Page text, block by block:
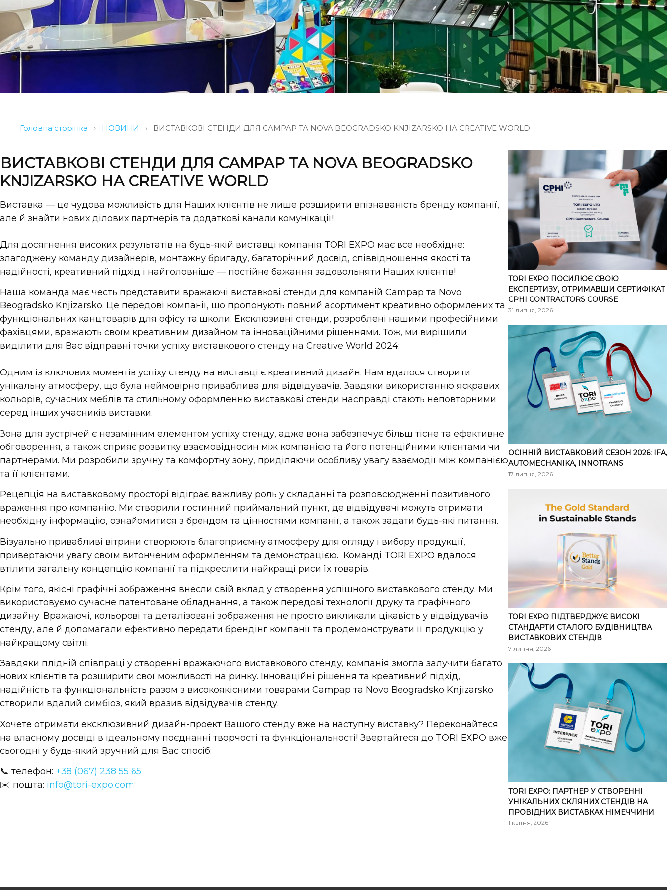
Головна сторінка › НОВИНИ › ВИСТАВКОВІ СТЕНДИ ДЛЯ CAMPAP ТА NOVA BEOGRADSKO KNJIZARSKO НА CREATIVE WORLD
ВИСТАВКОВІ СТЕНДИ ДЛЯ CAMPAP ТА NOVA BEOGRADSKO
KNJIZARSKO НА CREATIVE WORLD
Виставка — це чудова можливість для Наших клієнтів не лише розширити впізнаваність бренду компанії,
але й знайти нових ділових партнерів та додаткові канали комунікації!
Для досягнення високих результатів на будь-якій виставці компанія TORI EXPO має все необхідне:
злагоджену команду дизайнерів, монтажну бригаду, багаторічний досвід, співвідношення якості та
надійності, креативний підхід і найголовніше — постійне бажання задовольняти Наших клієнтів!
Наша команда має честь представити вражаючі виставкові стенди для компаній Campap та Novo
Beogradsko Knjizarsko. Це передові компанії, що пропонують повний асортимент креативно оформлених та
функціональних канцтоварів для офісу та школи. Ексклюзивні стенди, розроблені нашими професійними
фахівцями, вражають своїм креативним дизайном та інноваційними рішеннями. Тож, ми вирішили
виділити для Вас відправні точки успіху виставкового стенду на Creative World 2024:
Одним із ключових моментів успіху стенду на виставці є креативний дизайн. Нам вдалося створити
унікальну атмосферу, що була неймовірно приваблива для відвідувачів. Завдяки використанню яскравих
кольорів, сучасних меблів та стильному оформленню виставкові стенди насправді стають неповторними
серед інших учасників виставки.
Зона для зустрічей є незамінним елементом успіху стенду, адже вона забезпечує більш тісне та ефективне
обговорення, а також сприяє розвитку взаємовідносин між компанією та його потенційними клієнтами чи
партнерами. Ми розробили зручну та комфортну зону, приділяючи особливу увагу взаємодії між компанією
та її клієнтами.
Рецепція на виставковому просторі відіграє важливу роль у складанні та розповсюдженні позитивного
враження про компанію. Ми створили гостинний приймальний пункт, де відвідувачі можуть отримати
необхідну інформацію, ознайомитися з брендом та цінностями компанії, а також задати будь-які питання.
Візуально привабливі вітрини створюють благоприємну атмосферу для огляду і вибору продукції,
привертаючи увагу своїм витонченим оформленням та демонстрацією. Команді TORI EXPO вдалося
втілити загальну концепцію компанії та підкреслити найкращі риси їх товарів.
Крім того, якісні графічні зображення внесли свій вклад у створення успішного виставкового стенду. Ми
використовуємо сучасне патентоване обладнання, а також передові технології друку та графічного
дизайну. Вражаючі, кольорові та деталізовані зображення не просто викликали цікавість у відвідувачів
стенду, але й допомагали ефективно передати брендінг компанії та продемонструвати її продукцію у
найкращому світлі.
Завдяки плідній співпраці у створенні вражаючого виставкового стенду, компанія змогла залучити багато
нових клієнтів та розширити свої можливості на ринку. Інноваційні рішення та креативний підхід,
надійність та функціональність разом з високоякісними товарами Campap та Novo Beogradsko Knjizarsko
створили вдалий симбіоз, який вразив відвідувачів стенду.
Хочете отримати ексклюзивний дизайн-проект Вашого стенду вже на наступну виставку? Переконайтеся
на власному досвіді в ідеальному поєднанні творчості та функціональності! Звертайтеся до TORI EXPO вже
сьогодні у будь-який зручний для Вас спосіб:
📞 телефон: +38 (067) 238 55 65
✉️ пошта: info@tori-expo.com
TORI EXPO ПОСИЛЮЄ СВОЮ
ЕКСПЕРТИЗУ, ОТРИМАВШИ СЕРТИФІКАТ
CPHI CONTRACTORS COURSE
31 липня, 2026
ОСІННІЙ ВИСТАВКОВИЙ СЕЗОН 2026: IFA,
AUTOMECHANIKA, INNOTRANS
17 липня, 2026
TORI EXPO ПІДТВЕРДЖУЄ ВИСОКІ
СТАНДАРТИ СТАЛОГО БУДІВНИЦТВА
ВИСТАВКОВИХ СТЕНДІВ
7 липня, 2026
TORI EXPO: ПАРТНЕР У СТВОРЕННІ
УНІКАЛЬНИХ СКЛЯНИХ СТЕНДІВ НА
ПРОВІДНИХ ВИСТАВКАХ НІМЕЧЧИНИ
1 квітня, 2026